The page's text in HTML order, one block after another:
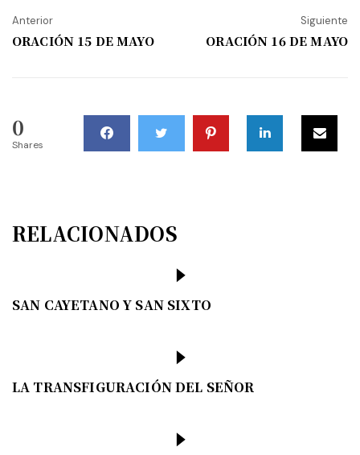
Anterior
ORACIÓN 15 DE MAYO
Siguiente
ORACIÓN 16 DE MAYO
0
Shares
RELACIONADOS
SAN CAYETANO Y SAN SIXTO
LA TRANSFIGURACIÓN DEL SEÑOR